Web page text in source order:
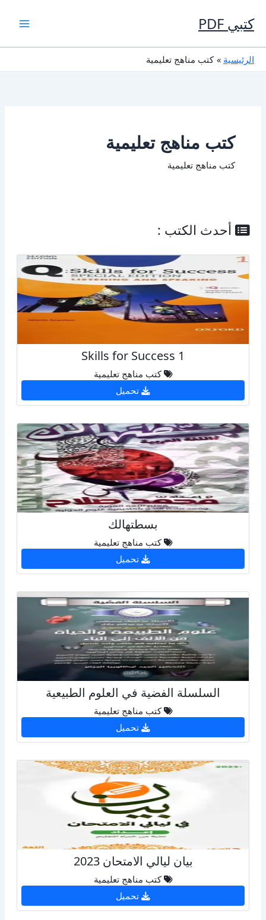
إلى
المحتوى
كتبي PDF
الرئيسية كتب مناهج تعليمية
كتب مناهج تعليمية
كتب مناهج تعليمية
أحدث الكتب :
Skills for Success 1
كتب مناهج تعليمية
تحميل
بسطتهالك
كتب مناهج تعليمية
تحميل
السلسلة الفضية في العلوم الطبيعية
كتب مناهج تعليمية
تحميل
بيان ليالي الامتحان 2023
كتب مناهج تعليمية
تحميل